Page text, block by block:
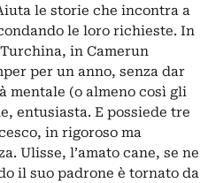
le storie che incontra a
le loro richieste. In
in Camerun
per un anno, senza dar
(o almeno così gli
entusiasta. E possiede tre
in rigoroso ma
Ulisse, l’amato cane, se ne
il suo padrone è tornato da